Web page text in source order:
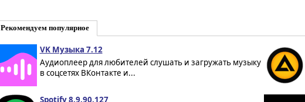
Рекомендуем популярное
VK Музыка 7.12
Аудиоплеер для любителей слушать и загружать музыку
в соцсетях ВКонтакте и...
Spotify 8.9.90.127